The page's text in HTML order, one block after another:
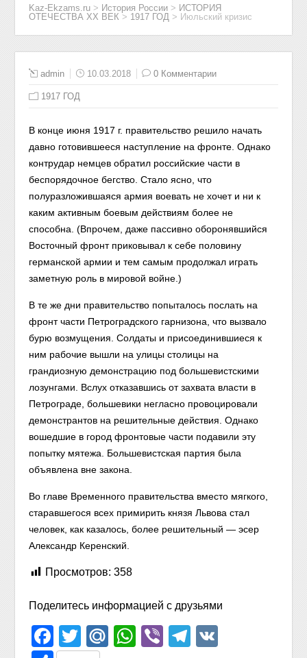
Kaz-Ekzams.ru > История России > ИСТОРИЯ
ОТЕЧЕСТВА XX ВЕК > 1917 ГОД > Июльский кризис
admin 10.03.2018 0 Комментарии
1917 ГОД
В конце июня 1917 г. правительство решило начать
давно готовившееся наступление на фронте. Однако
контрудар немцев обратил российские части в
беспорядочное бегство. Стало ясно, что
полуразложившаяся армия воевать не хочет и ни к
каким активным боевым действиям более не
способна. (Впрочем, даже пассивно оборонявшийся
Восточный фронт приковывал к себе половину
германской армии и тем самым продолжал играть
заметную роль в мировой войне.)
В те же дни правительство попыталось послать на
фронт части Петроградского гарнизона, что вызвало
бурю возмущения. Солдаты и присоединившиеся к
ним рабочие вышли на улицы столицы на
грандиозную демонстрацию под большевистскими
лозунгами. Вслух отказавшись от захвата власти в
Петрограде, большевики негласно провоцировали
демонстрантов на решительные действия. Однако
вошедшие в город фронтовые части подавили эту
попытку мятежа. Большевистская партия была
объявлена вне закона.
Во главе Временного правительства вместо мягкого,
старавшегося всех примирить князя Львова стал
человек, как казалось, более решительный — эсер
Александр Керенский.
Просмотров: 358
Поделитесь информацией с друзьями
Facebook
TwitterMail.Ru
WhatsApp
ViberTelegram